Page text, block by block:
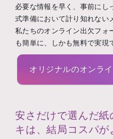
必要な情報を早く、事前にし
式準備において計り知れない
私たちのオンライン出欠フォ
も簡単に、しかも無料で実現
オリジナルのオンラ
安さだけで選んだ
キは、結局コスパ